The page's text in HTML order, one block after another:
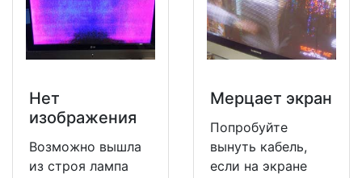
Нет
изображения
Возможно вышла
из строя лампа
Мерцает экран
Попробуйте
вынуть кабель,
если на экране